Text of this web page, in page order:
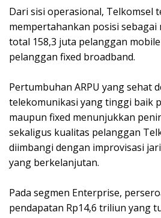
Dari sisi operasional, Telkomsel
mempertahankan posisi sebagai
total 158,3 juta pelanggan
pelanggan fixed broadband.
Pertumbuhan ARPU yang sehat
telekomunikasi yang tinggi baik
maupun fixed menunjukkan
sekaligus kualitas pelanggan
diimbangi dengan improvisasi
yang berkelanjutan.
Pada segmen Enterprise,
pendapatan Rp14,6 triliun yang